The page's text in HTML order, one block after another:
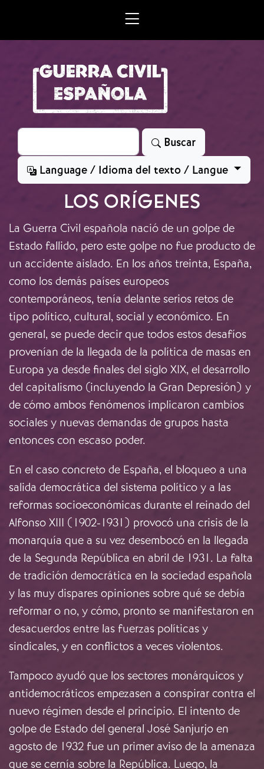
Search
Buscar
Language / Idioma del texto / Langue
LOS ORÍGENES
La Guerra Civil española nació de un golpe de
Estado fallido, pero este golpe no fue producto de
un accidente aislado. En los años treinta, España,
como los demás países europeos
contemporáneos, tenía delante serios retos de
tipo político, cultural, social y económico. En
general, se puede decir que todos estos desafíos
provenían de la llegada de la política de masas en
Europa ya desde finales del siglo XIX, el desarrollo
del capitalismo (incluyendo la Gran Depresión) y
de cómo ambos fenómenos implicaron cambios
sociales y nuevas demandas de grupos hasta
entonces con escaso poder.
En el caso concreto de España, el bloqueo a una
salida democrática del sistema político y a las
reformas socioeconómicas durante el reinado del
Alfonso XIII (1902-1931) provocó una crisis de la
monarquía que a su vez desembocó en la llegada
de la Segunda República en abril de 1931. La falta
de tradición democrática en la sociedad española
y las muy dispares opiniones sobre qué se debía
reformar o no, y cómo, pronto se manifestaron en
desacuerdos entre las fuerzas políticas y
sindicales, y en conflictos a veces violentos.
Tampoco ayudó que los sectores monárquicos y
antidemocráticos empezasen a conspirar contra el
nuevo régimen desde el principio. El intento de
golpe de Estado del general José Sanjurjo en
agosto de 1932 fue un primer aviso de la amenaza
que se cernía sobre la República. Luego, la